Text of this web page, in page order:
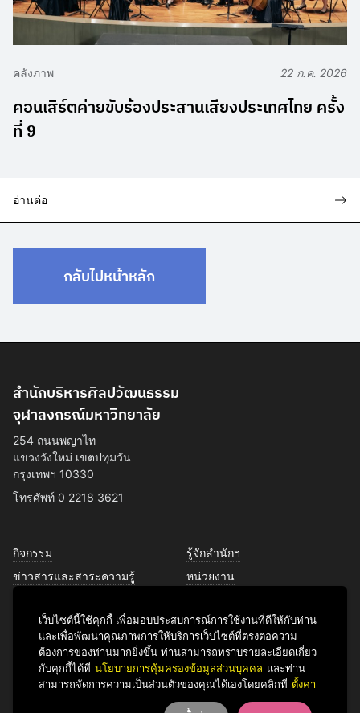
คลังภาพ 22 ก.ค. 2026
คอนเสิร์ตค่ายขับร้องประสานเสียงประเทศไทย ครั้ง
ที่ 9
อ่านต่อ
กลับไปหน้าหลัก
สำนักบริหารศิลปวัฒนธรรม
จุฬาลงกรณ์มหาวิทยาลัย
254 ถนนพญาไท
แขวงวังใหม่ เขตปทุมวัน
กรุงเทพฯ 10330
โทรศัพท์ 0 2218 3621
กิจกรรม
ข่าวสารและสาระความรู้
ศิลปวัฒนธรรม
รู้จักสำนักฯ
หน่วยงาน
บริการของเรา
ติดต่อเรา
Instagram TikTok
เว็บไซต์นี้ใช้คุกกี้ เพื่อมอบประสบการณ์การใช้งานที่ดีให้กับท่าน
และเพื่อพัฒนาคุณภาพการให้บริการเว็บไซต์ที่ตรงต่อความ
ต้องการของท่านมากยิ่งขึ้น ท่านสามารถทราบรายละเอียดเกี่ยว
กับคุกกี้ได้ที่ นโยบายการคุ้มครองข้อมูลส่วนบุคคล และท่าน
สามารถจัดการความเป็นส่วนตัวของคุณได้เองโดยคลิกที่ ตั้งค่า